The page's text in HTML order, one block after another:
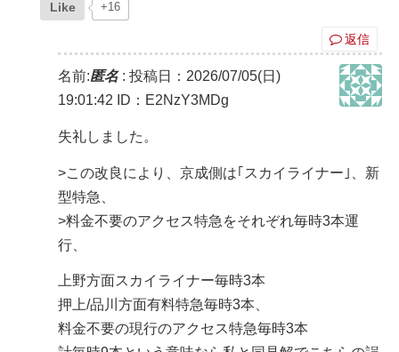
Like +16
返信
名前:匿名: 投稿日：2026/07/05(日)
19:01:42
ID：E2NzY3MDg
失礼しました。
>この改良により、京成側は｢スカイライナー｣、新
型特急、
>料金不要のアクセス特急をそれぞれ毎時3本運
行、
上野方面スカイライナー毎時3本
押上/品川方面有料特急毎時3本、
料金不要の現行のアクセス特急毎時3本